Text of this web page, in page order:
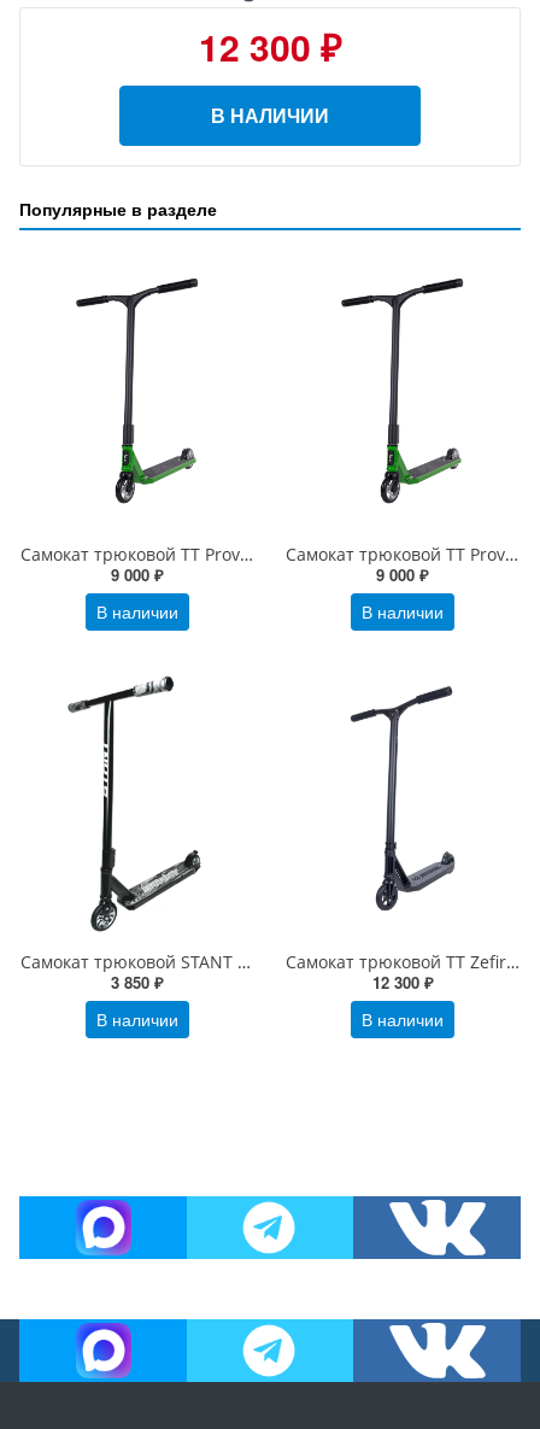
12 300 ₽
В НАЛИЧИИ
Популярные в разделе
Самокат трюковой TT Provokator 45 зеленый-черный
9 000 ₽
В наличии
Самокат трюковой TT Provokator 50 зеленый-черный
9 000 ₽
В наличии
Самокат трюковой STANT ST-200 черный/серый
3 850 ₽
В наличии
Самокат трюковой TT Zefir Lite V2 47 черный
12 300 ₽
В наличии